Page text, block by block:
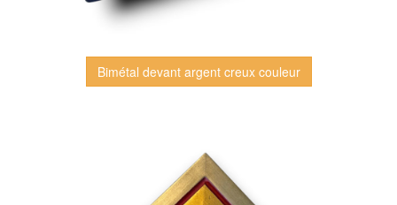
Bimétal devant argent creux couleur